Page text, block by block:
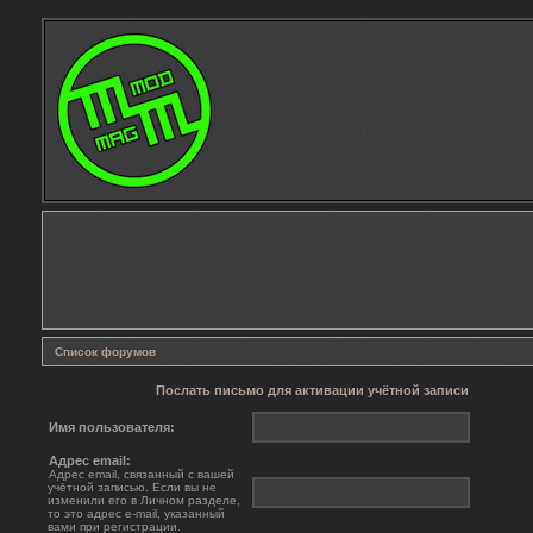
Список форумов
Послать письмо для активации учётной записи
Имя пользователя:
Адрес email:
Адрес email, связанный с вашей
учётной записью. Если вы не
изменили его в Личном разделе,
то это адрес e-mail, указанный
вами при регистрации.